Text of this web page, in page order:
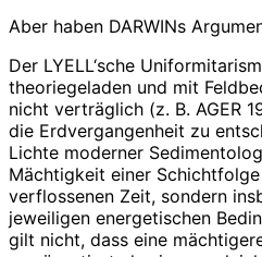
Aber haben DARWINs
Der LYELL‘sche
theoriegeladen und mit
nicht verträglich (z. B. AGER
die Erdvergangenheit zu
Lichte moderner
Mächtigkeit einer
verflossenen Zeit, sondern
jeweiligen energetischen
gilt nicht, dass eine